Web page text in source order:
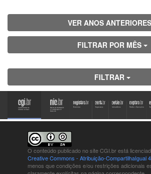
VER ANOS ANTERIORES
FILTRAR POR MÊS
FILTRAR
O conteúdo publicado no site CGI.br está
Creative Commons - Atribuição-CompartilhaIgual
menos que condições e/ou restrições adicionais